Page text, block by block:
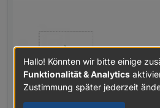
Hallo! Könnten wir bitte einige
Funktionalität & Analytics
Zustimmung später jederzeit